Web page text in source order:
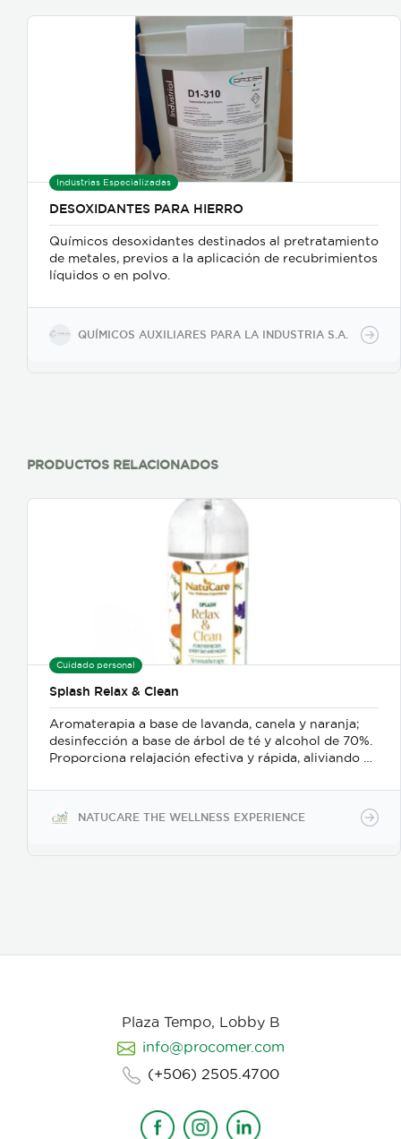
Industrias Especializadas
DESOXIDANTES PARA HIERRO
Químicos desoxidantes destinados al pretratamiento
de metales, previos a la aplicación de recubrimientos
líquidos o en polvo.
QUÍMICOS AUXILIARES PARA LA INDUSTRIA S.A.
PRODUCTOS RELACIONADOS
Cuidado personal
Splash Relax & Clean
Aromaterapia a base de lavanda, canela y naranja;
desinfección a base de árbol de té y alcohol de 70%.
Proporciona relajación efectiva y rápida, aliviando el
desinfectante para manos o superficies.
NATUCARE THE WELLNESS EXPERIENCE
Plaza Tempo, Lobby B
info@procomer.com
(+506) 2505.4700